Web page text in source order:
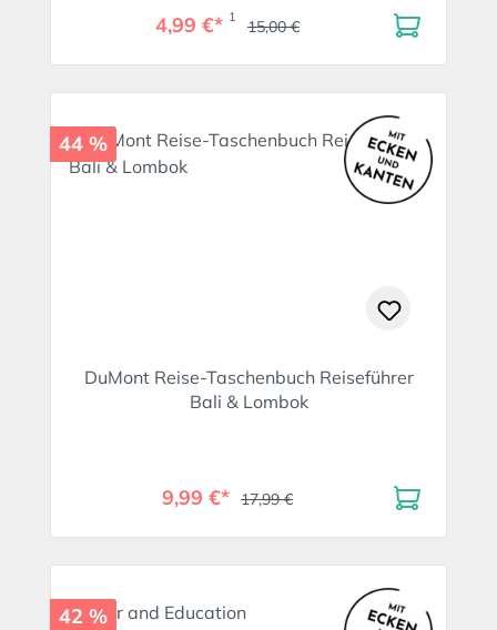
4,99 €* 1 15,00 €
44 %
DuMont Reise-Taschenbuch Reiseführer
Bali & Lombok
9,99 €* 17,99 €
42 %